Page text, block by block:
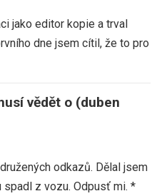
jako editor kopie a trval
dne jsem cítil, že to pro
vědět o (duben
odkazů. Dělal jsem
z vozu. Odpusť mi. *